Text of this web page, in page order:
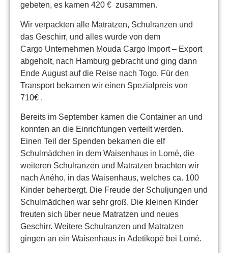
gebeten, es kamen 420 € zusammen.
Wir verpackten alle Matratzen, Schulranzen und
das Geschirr, und alles wurde von dem
Cargo Unternehmen Mouda Cargo Import – Export
abgeholt, nach Hamburg gebracht und ging dann
Ende August auf die Reise nach Togo. Für den
Transport bekamen wir einen Spezialpreis von
710€ .
Bereits im September kamen die Container an und
konnten an die Einrichtungen verteilt werden.
Einen Teil der Spenden bekamen die elf
Schulmädchen in dem Waisenhaus in Lomé, die
weiteren Schulranzen und Matratzen brachten wir
nach Aného, in das Waisenhaus, welches ca. 100
Kinder beherbergt. Die Freude der Schuljungen und
Schulmädchen war sehr groß. Die kleinen Kinder
freuten sich über neue Matratzen und neues
Geschirr. Weitere Schulranzen und Matratzen
gingen an ein Waisenhaus in Adetikopé bei Lomé.